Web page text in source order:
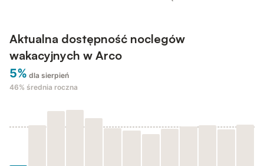
Aktualna dostępność noclegów
wakacyjnych w Arco
5% dla sierpień
46% średnia roczna